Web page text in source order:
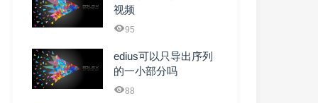
视频
95
edius可以只导出序列
的一小部分吗
88